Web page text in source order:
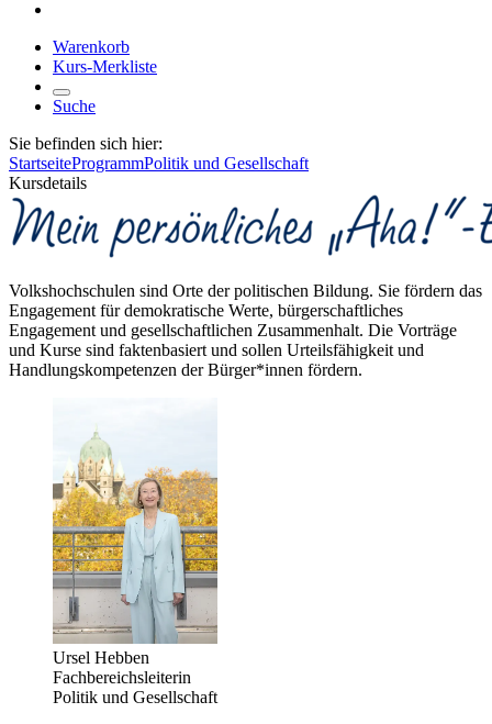
Warenkorb
Kurs-Merkliste
Suche
Sie befinden sich hier:
StartseiteProgrammPolitik und Gesellschaft
Kursdetails
Volkshochschulen sind Orte der politischen Bildung. Sie fördern das
Engagement für demokratische Werte, bürgerschaftliches
Engagement und gesellschaftlichen Zusammenhalt. Die Vorträge
und Kurse sind faktenbasiert und sollen Urteilsfähigkeit und
Handlungskompetenzen der Bürger*innen fördern.
Ursel Hebben
Fachbereichsleiterin
Politik und Gesellschaft